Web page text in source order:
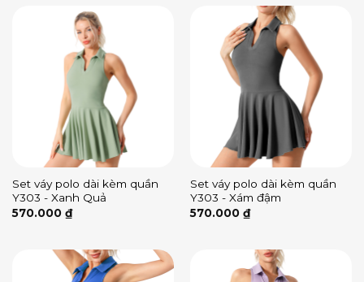
Set váy polo dài kèm quần
Y303 - Xanh Quả
570.000 ₫
Set váy polo dài kèm quần
Y303 - Xám đậm
570.000 ₫